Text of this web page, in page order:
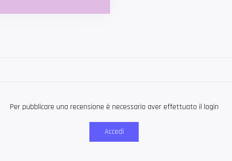
Per pubblicare una recensione è necessario aver effettuato il login
Accedi